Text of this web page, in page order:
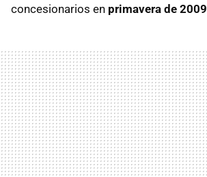
concesionarios en primavera de 2009